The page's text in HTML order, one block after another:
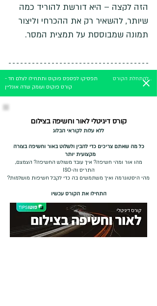
הזה לקצה – היא דורשת להוריד כמה
שיותר, להשאיר רק את ההכרחי וליצור
תמונה שמבוססת על תמצית המסר.